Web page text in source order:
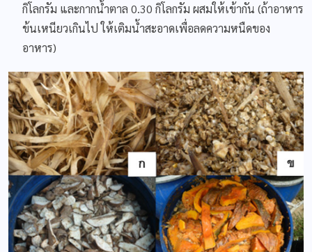
กิโลกรัม และกากน้ำตาล 0.30 กิโลกรัม ผสมให้เข้ากัน (ถ้าอาหาร
ข้นเหนียวเกินไป ให้เติมน้ำสะอาดเพื่อลดความหนืดของ
อาหาร)